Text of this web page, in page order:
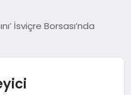
İsviçre Borsası’nda